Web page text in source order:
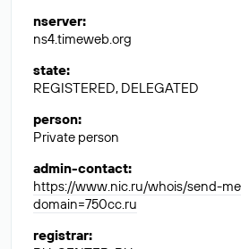
nserver:
ns4.timeweb.org
state:
REGISTERED, DELEGATED
person:
Private person
admin-contact:
https://www.nic.ru/whois/send-
domain=750cc.ru
registrar: